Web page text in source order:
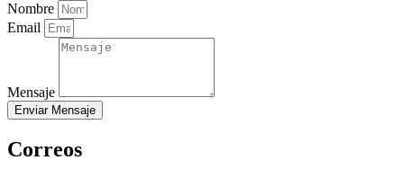
Nombre
Email
Mensaje
Enviar Mensaje
Correos